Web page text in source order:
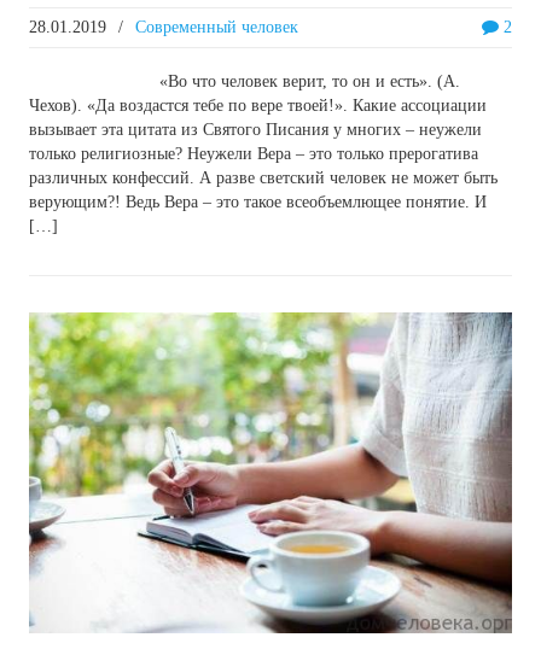
2
28.01.2019 / Современный человек
«Во что человек верит, то он и есть». (А.
Чехов). «Да воздастся тебе по вере твоей!». Какие ассоциации
вызывает эта цитата из Святого Писания у многих – неужели
только религиозные? Неужели Вера – это только прерогатива
различных конфессий. А разве светский человек не может быть
верующим?! Ведь Вера – это такое всеобъемлющее понятие. И
[…]